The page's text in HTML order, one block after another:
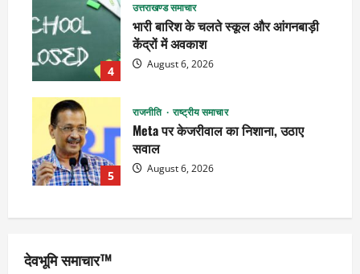
4
उत्तराखण्ड समाचार
भारी बारिश के चलते स्कूल और आंगनबाड़ी
केंद्रों में अवकाश
August 6, 2026
5
राजनीति राष्ट्रीय समाचार
Meta पर केजरीवाल का निशाना, उठाए
सवाल
August 6, 2026
देवभूमि समाचार™